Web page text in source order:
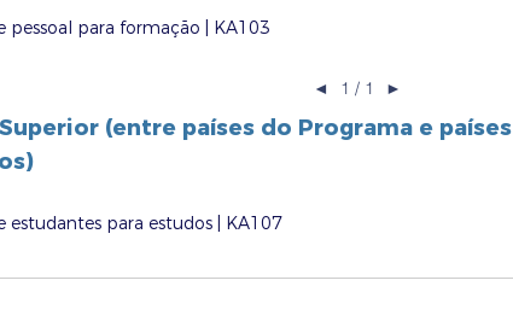
pessoal para formação | KA103
◄ 1 / 1 ►
(entre países do Programa e países
estudantes para estudos | KA107